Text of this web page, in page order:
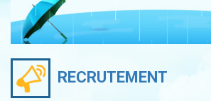
RECRUTEMENT